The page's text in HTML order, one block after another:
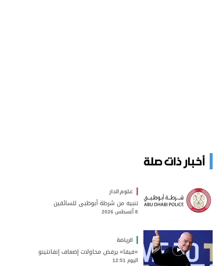
أخبار ذات صلة
علوم الدار
تنبيه من شرطة أبوظبي للسائقين
8 أغسطس 2026
الرياضة
«فيفا» يرفض محاولات إضعاف إنفانتينو
اليوم 12:51